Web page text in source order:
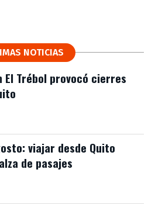
NOTICIAS
Trébol provocó cierres
viajar desde Quito
de pasajes